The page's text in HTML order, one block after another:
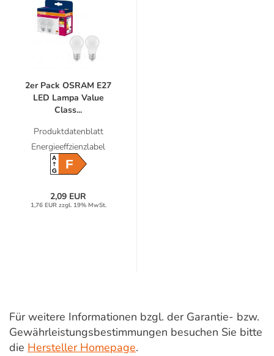
2er Pack OSRAM E27
LED Lampa Value
Class...
Produktdatenblatt
Energieeffzienzlabel
A
GF
2,09 EUR
1,76 EUR zzgl. 19% MwSt.
Für weitere Informationen bzgl. der Garantie- bzw.
Gewährleistungsbestimmungen besuchen Sie bitte
die Hersteller Homepage.